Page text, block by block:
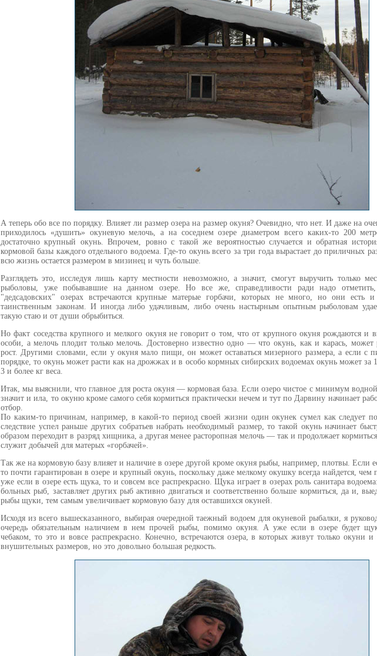
А теперь обо все по порядку. Влияет ли размер озера на размер окуня? Очевидно, что нет. И даже на
приходилось «душить» окуневую мелочь, а на соседнем озере диаметром всего каких-то 200
достаточно крупный окунь. Впрочем, ровно с такой же вероятностью случается и обратная
кормовой базы каждого отдельного водоема. Где-то окунь всего за три года вырастает до приличных
всю жизнь остается размером в мизинец и чуть больше.
Разглядеть это, исследуя лишь карту местности невозможно, а значит, смогут выручить только
рыболовы, уже побывавшие на данном озере. Но все же, справедливости ради надо
"дедсадовских" озерах встречаются крупные матерые горбачи, которых не много, но они есть
таинственным законам. И иногда либо удачливым, либо очень настырным опытным рыболовам
такую стаю и от души обрыбиться.
Но факт соседства крупного и мелкого окуня не говорит о том, что от крупного окуня рождаются и
особи, а мелочь плодит только мелочь. Достоверно известно одно — что окунь, как и карась, может
рост. Другими словами, если у окуня мало пищи, он может оставаться мизерного размера, а если с
порядке, то окунь может расти как на дрожжах и в особо кормных сибирских водоемах окунь может за
3 и более кг веса.
Итак, мы выяснили, что главное для роста окуня — кормовая база. Если озеро чистое с минимум водной
значит и ила, то окуню кроме самого себя кормиться практически нечем и тут по Дарвину начинает
отбор.
По каким-то причинам, например, в какой-то период своей жизни один окунек сумел как следует
следствие успел раньше других собратьев набрать необходимый размер, то такой окунь начинает
образом переходит в разряд хищника, а другая менее расторопная мелочь — так и продолжает
служит добычей для матерых «горбачей».
Так же на кормовую базу влияет и наличие в озере другой кроме окуня рыбы, например, плотвы. Если
то почти гарантирован в озере и крупный окунь, поскольку даже мелкому окушку всегда найдется, чем
уже если в озере есть щука, то и совсем все распрекрасно. Щука играет в озерах роль санитара
больных рыб, заставляет других рыб активно двигаться и соответственно больше кормиться, да и,
рыбы щуки, тем самым увеличивает кормовую базу для оставшихся окуней.
Исходя из всего вышесказанного, выбирая очередной таежный водоем для окуневой рыбалки, я
очередь обязательным наличием в нем прочей рыбы, помимо окуня. А уже если в озере будет
чебаком, то это и вовсе распрекрасно. Конечно, встречаются озера, в которых живут только окуни
внушительных размеров, но это довольно большая редкость.